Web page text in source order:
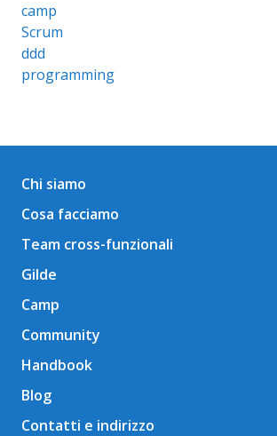
camp
Scrum
ddd
programming
Chi siamo
Cosa facciamo
Team cross-funzionali
Gilde
Camp
Community
Handbook
Blog
Contatti e indirizzo